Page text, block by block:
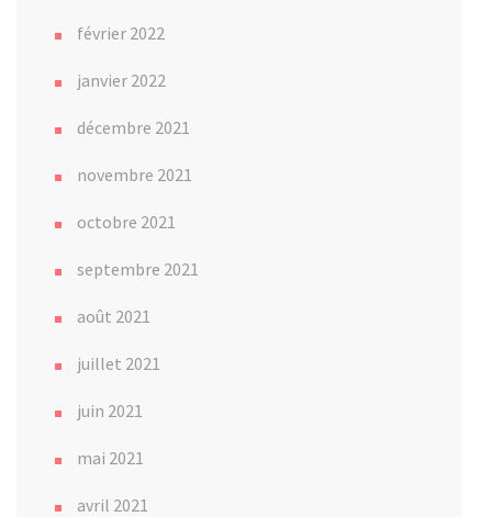
février 2022
janvier 2022
décembre 2021
novembre 2021
octobre 2021
septembre 2021
août 2021
juillet 2021
juin 2021
mai 2021
avril 2021